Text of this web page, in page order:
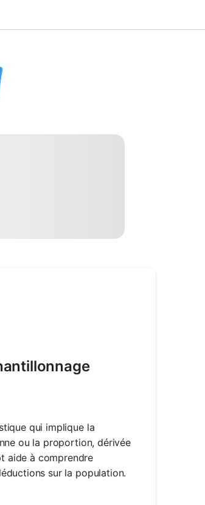
qui implique la
ou la proportion, dérivée
aide à comprendre
sur la population.